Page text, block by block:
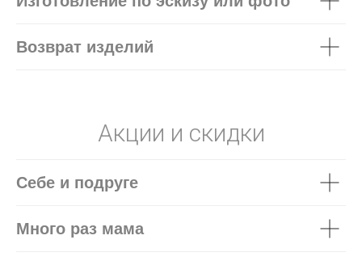
Возврат изделий
Акции и скидки
Себе и подруге
Много раз мама